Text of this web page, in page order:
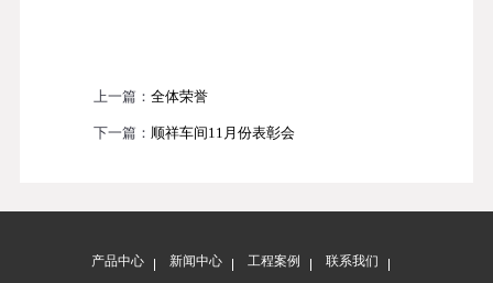
上一篇：全体荣誉
下一篇：顺祥车间11月份表彰会
产品中心 新闻中心 工程案例 联系我们